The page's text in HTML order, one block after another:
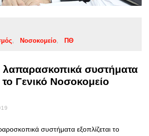
Νοσοκομείο ΠΘ
συστήματα
το Γενικό Νοσοκομείο
συστήματα εξοπλίζεται το